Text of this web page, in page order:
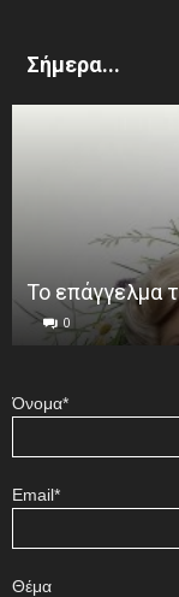
Σήμερα...
Το επάγγελμα
0
Όνομα*
Email*
Θέμα